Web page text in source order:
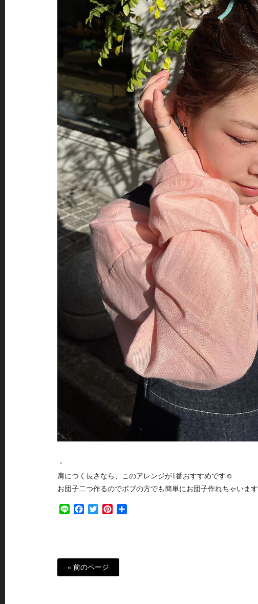
・
肩につく長さなら、このアレンジが1番おすすめです☺︎
お団子二つ作るのでボブの方でも簡単にお団子作れちゃいます
Line FacebookTwitterPinterest
« 前のページ